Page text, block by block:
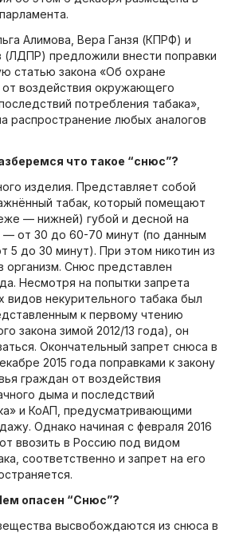
Алимова, Вера Ганзя (КПРФ) и
(ЛДПР) предложили внести поправки
статью закона «Об охране
воздействия окружающего
потребления табака»,
распространение любых аналогов
что такое “снюс”?
изделия. Представляет собой
табак, который помещают
— нижней) губой и десной на
— от 30 до 60-70 минут (по данным
5 до 30 минут). При этом никотин из
организм. Снюс представлен
Несмотря на попытки запрета
видов некурительного табака был
к первому чтению
закона зимой 2012/13 года), он
Окончательный запрет снюса в
2015 года поправками к закону
граждан от воздействия
дыма и последствий
и КоАП, предусматривающими
Однако начиная с февраля 2016
ввозить в Россию под видом
соответственно и запрет на его
опасен “Снюс”?
высвобождаются из снюса в